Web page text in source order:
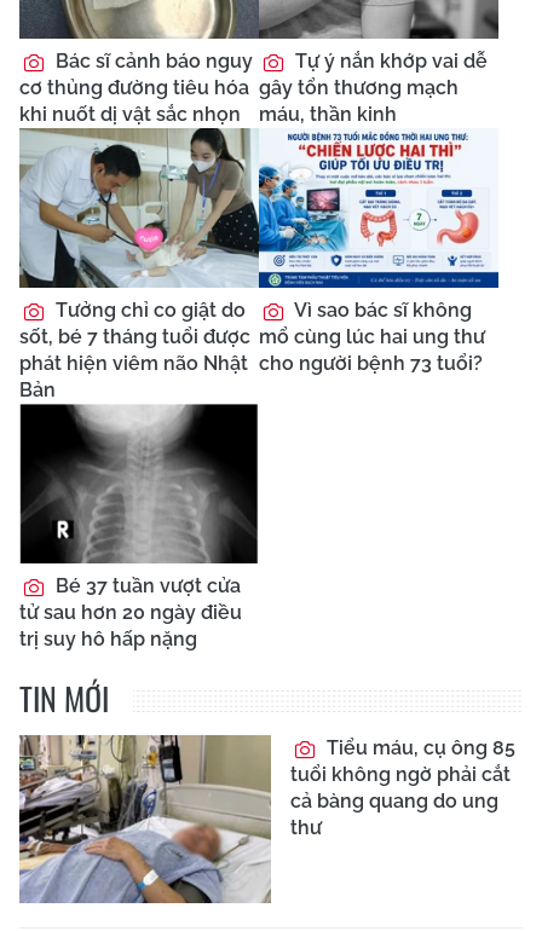
Bác sĩ cảnh báo nguy
cơ thủng đường tiêu hóa
khi nuốt dị vật sắc nhọn
Tự ý nắn khớp vai dễ
gây tổn thương mạch
máu, thần kinh
Tưởng chỉ co giật do
sốt, bé 7 tháng tuổi được
phát hiện viêm não Nhật
Bản
Vì sao bác sĩ không
mổ cùng lúc hai ung thư
cho người bệnh 73 tuổi?
Bé 37 tuần vượt cửa
tử sau hơn 20 ngày điều
trị suy hô hấp nặng
TIN MỚI
Tiểu máu, cụ ông 85
tuổi không ngờ phải cắt
cả bàng quang do ung
thư